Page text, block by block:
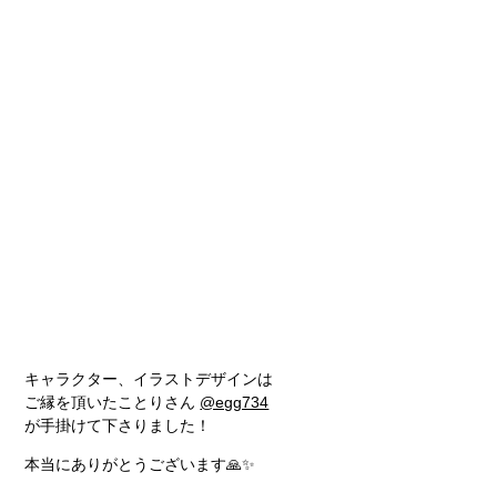
キャラクター、イラストデザインは
ご縁を頂いたことりさん @egg734
が手掛けて下さりました！
本当にありがとうございます🙏✨